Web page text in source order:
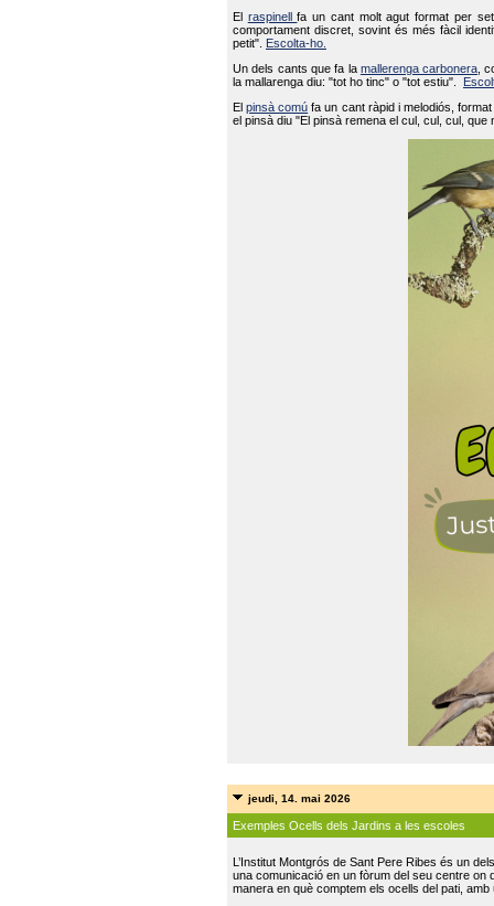
El raspinellfa un cant molt agut format per
comportament discret, sovint és més fàcil
petit".
Escolta-ho.
Un dels cants que fa la mallerenga carbonera ,
la mallarenga diu: "tot ho tinc" o "tot estiu".
Elpinsà comú fa un cant ràpid i melodiós,
el pinsà diu "El pinsà remena el cul, cul, cul,
jeudi, 14. mai 2026
Exemples Ocells dels Jardins a les escoles
L’Institut Montgrós de Sant Pere Ribes és un
una comunicació en un fòrum del seu centre on
manera en què comptem els ocells del pati,